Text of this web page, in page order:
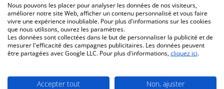
Prix régulier :
333,87 €
Délai de livraison environ 2-3 semaines
Détails
Seul 4 disponible
Nous pouvons les placer pour analyser les données de nos visiteurs,
améliorer notre site Web, afficher un contenu personnalisé et vous faire
vivre une expérience inoubliable. Pour plus d'informations sur les cookies
que nous utilisons, ouvrez les paramètres.
Les données sont collectées dans le but de personnaliser la publicité et de
mesurer l'efficacité des campagnes publicitaires. Les données peuvent
être partagées avec Google LLC. Pour plus d'informations, cliquez ici.
Accepter tout Non, ajuster